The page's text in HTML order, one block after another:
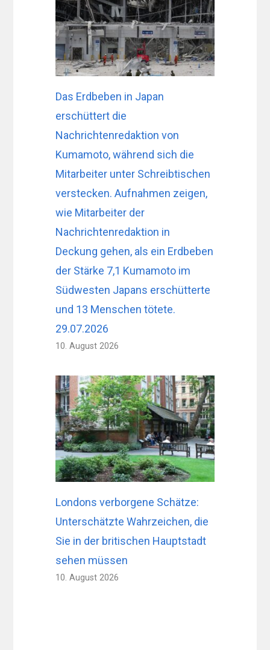
Das Erdbeben in Japan
erschüttert die
Nachrichtenredaktion von
Kumamoto, während sich die
Mitarbeiter unter Schreibtischen
verstecken. Aufnahmen zeigen,
wie Mitarbeiter der
Nachrichtenredaktion in
Deckung gehen, als ein Erdbeben
der Stärke 7,1 Kumamoto im
Südwesten Japans erschütterte
und 13 Menschen tötete.
29.07.2026
10. August 2026
Londons verborgene Schätze:
Unterschätzte Wahrzeichen, die
Sie in der britischen Hauptstadt
sehen müssen
10. August 2026